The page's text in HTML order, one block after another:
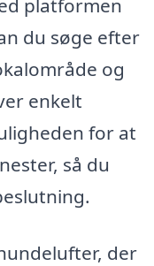
platformen
du søge efter
og
enkelt
for at
så du
der